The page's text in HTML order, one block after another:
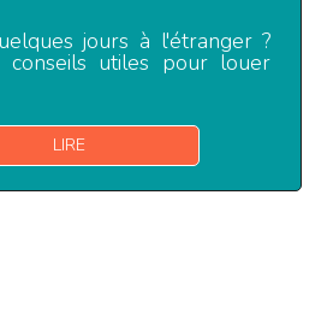
jours à l'étranger ?
conseils utiles pour louer
LIRE